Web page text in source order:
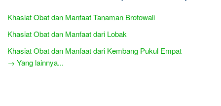
Khasiat Obat dan Manfaat Tanaman Brotowali
Khasiat Obat dan Manfaat dari Lobak
Khasiat Obat dan Manfaat dari Kembang Pukul Empat
→ Yang lainnya...